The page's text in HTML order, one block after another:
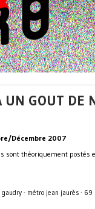
UN GOUT DE
Décembre 2007
sont théoriquement postés
- métro jean jaurès - 69